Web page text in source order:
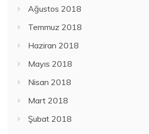
Ağustos 2018
Temmuz 2018
Haziran 2018
Mayıs 2018
Nisan 2018
Mart 2018
Şubat 2018